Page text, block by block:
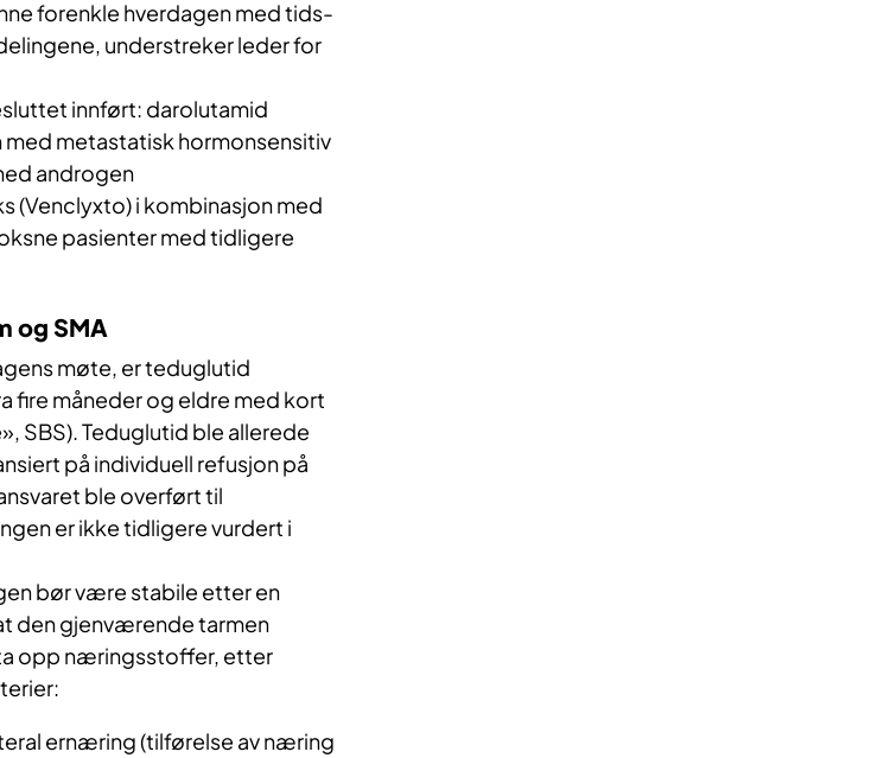
forenkle hverdagen med tids-
understreker leder for
innført: darolutamid
med metastatisk hormonsensitiv
androgen
(Venclyxto) i kombinasjon med
pasienter med tidligere
og SMA
møte, er teduglutid
fire måneder og eldre med kort
SBS). Teduglutid ble allerede
på individuell refusjon på
ble overført til
er ikke tidligere vurdert i
bør være stabile etter en
den gjenværende tarmen
opp næringsstoffer, etter
ernæring (tilførelse av næring